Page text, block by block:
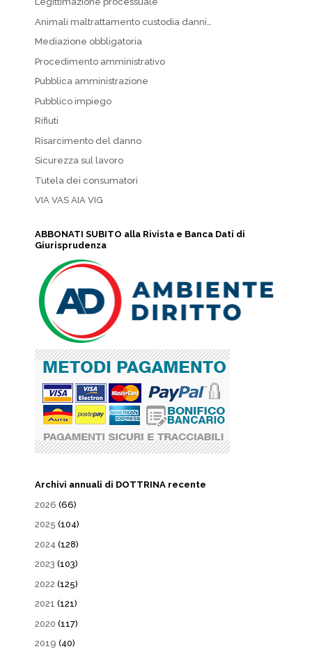
Animali maltrattamento custodia danni…
Mediazione obbligatoria
Procedimento amministrativo
Pubblica amministrazione
Pubblico impiego
Rifiuti
Risarcimento del danno
Sicurezza sul lavoro
Tutela dei consumatori
VIA VAS AIA VIG
ABBONATI SUBITO alla Rivista e Banca Dati di
Giurisprudenza
Archivi annuali di DOTTRINA recente
2026 (66)
2025 (104)
2024 (128)
2023 (103)
2022 (125)
2021 (121)
2020 (117)
2019 (40)